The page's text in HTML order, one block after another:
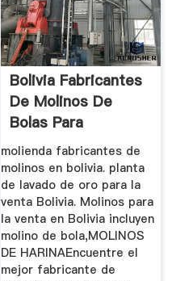
Bolivia Fabricantes
De Molinos De
Bolas Para
molienda fabricantes de
molinos en bolivia. planta
de lavado de oro para la
venta Bolivia. Molinos para
la venta en Bolivia incluyen
molino de bola,MOLINOS
DE HARINAEncuentre el
mejor fabricante de